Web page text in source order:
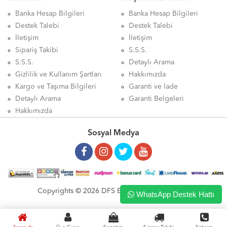
Banka Hesap Bilgileri
Destek Talebi
İletişim
Sipariş Takibi
S.S.S.
Gizlilik ve Kullanım Şartları
Kargo ve Taşıma Bilgileri
Detaylı Arama
Hakkımızda
Banka Hesap Bilgileri
Destek Talebi
İletişim
S.S.S.
Detaylı Arama
Hakkımızda
Garanti ve İade
Garanti Belgeleri
Sosyal Medya
Copyrights © 2026 DFS ELEKTRONİK LTD. ŞTİ.
WhatsApp Destek Hattı